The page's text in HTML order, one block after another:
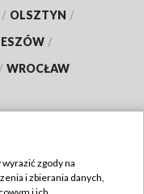
/ OLSZTYN /
/
/ WROCŁAW
zgody na
i zbierania danych,